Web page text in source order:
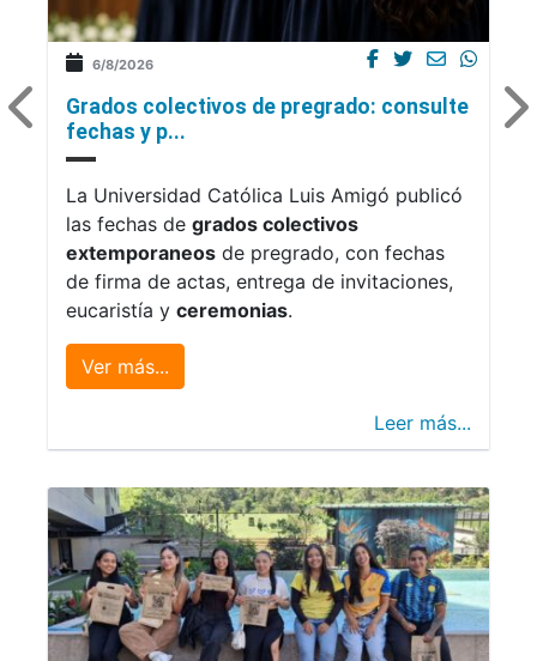
6/8/2026
Grados colectivos de pregrado: consulte
fechas y p...
La Universidad Católica Luis Amigó publicó
las fechas de grados colectivos
extemporaneos de pregrado, con fechas
de firma de actas, entrega de invitaciones,
eucaristía y ceremonias.
Ver más...
Leer más...